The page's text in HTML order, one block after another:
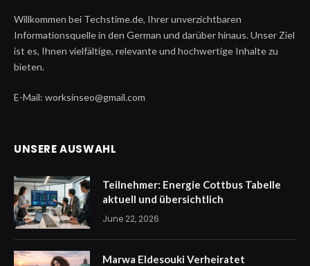
Willkommen bei Techstime.de, Ihrer unverzichtbaren
Informationsquelle in den German und darüber hinaus. Unser Ziel
ist es, Ihnen vielfältige, relevante und hochwertige Inhalte zu
bieten.
E-Mail: worksinseo@gmail.com
UNSERE AUSWAHL
Teilnehmer: Energie Cottbus Tabelle
aktuell und übersichtlich
June 22, 2026
Marwa Eldesouki Verheiratet